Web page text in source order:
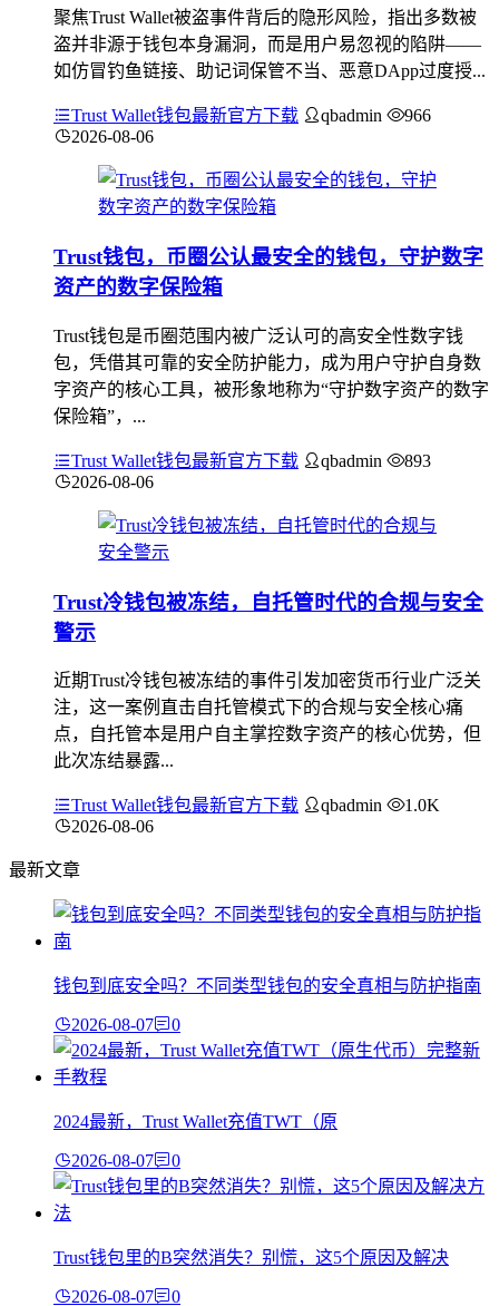
聚焦Trust Wallet被盗事件背后的隐形风险，指出多数被
盗并非源于钱包本身漏洞，而是用户易忽视的陷阱——
如仿冒钓鱼链接、助记词保管不当、恶意DApp过度授...
Trust Wallet钱包最新官方下载 qbadmin
966
2026-08-06
Trust钱包，币圈公认最安全的钱包，守护数字
资产的数字保险箱
Trust钱包是币圈范围内被广泛认可的高安全性数字钱
包，凭借其可靠的安全防护能力，成为用户守护自身数
字资产的核心工具，被形象地称为“守护数字资产的数字
保险箱”，...
Trust Wallet钱包最新官方下载 qbadmin
893
2026-08-06
Trust冷钱包被冻结，自托管时代的合规与安全
警示
近期Trust冷钱包被冻结的事件引发加密货币行业广泛关
注，这一案例直击自托管模式下的合规与安全核心痛
点，自托管本是用户自主掌控数字资产的核心优势，但
此次冻结暴露...
Trust Wallet钱包最新官方下载 qbadmin
1.0K
2026-08-06
最新文章
钱包到底安全吗？不同类型钱包的安全真相与防护指南
2026-08-07 0
2024最新，Trust Wallet充值TWT（原
2026-08-07 0
Trust钱包里的B突然消失？别慌，这5个原因及解决
2026-08-07 0